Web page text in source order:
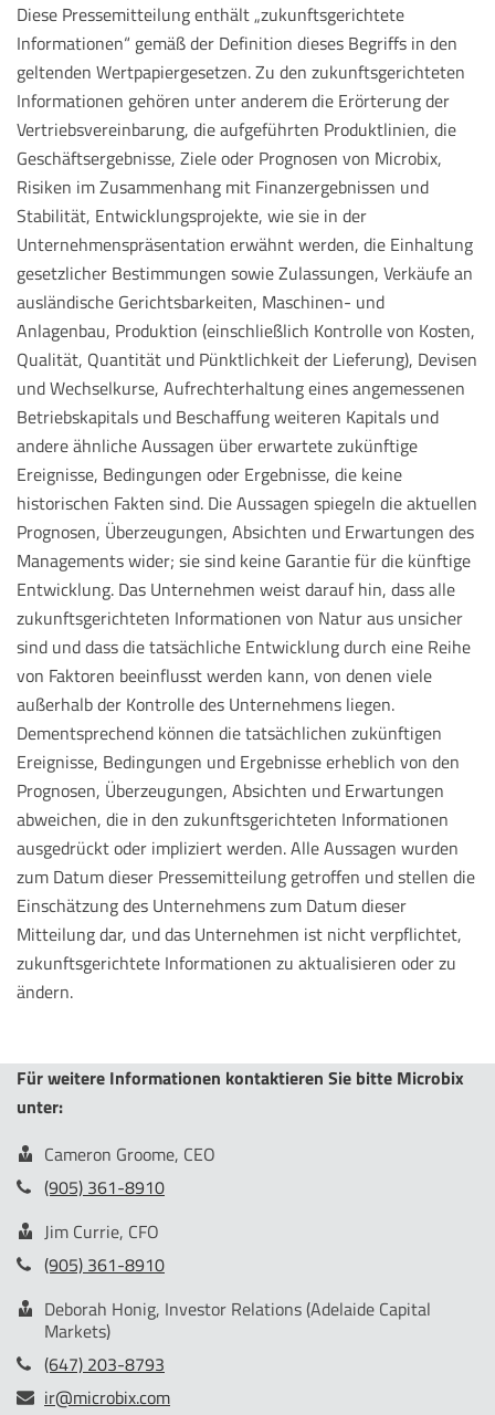
Diese Pressemitteilung enthält „zukunftsgerichtete
Informationen“ gemäß der Definition dieses Begriffs in den
geltenden Wertpapiergesetzen. Zu den zukunftsgerichteten
Informationen gehören unter anderem die Erörterung der
Vertriebsvereinbarung, die aufgeführten Produktlinien, die
Geschäftsergebnisse, Ziele oder Prognosen von Microbix,
Risiken im Zusammenhang mit Finanzergebnissen und
Stabilität, Entwicklungsprojekte, wie sie in der
Unternehmenspräsentation erwähnt werden, die Einhaltung
gesetzlicher Bestimmungen sowie Zulassungen, Verkäufe an
ausländische Gerichtsbarkeiten, Maschinen- und
Anlagenbau, Produktion (einschließlich Kontrolle von Kosten,
Qualität, Quantität und Pünktlichkeit der Lieferung), Devisen
und Wechselkurse, Aufrechterhaltung eines angemessenen
Betriebskapitals und Beschaffung weiteren Kapitals und
andere ähnliche Aussagen über erwartete zukünftige
Ereignisse, Bedingungen oder Ergebnisse, die keine
historischen Fakten sind. Die Aussagen spiegeln die aktuellen
Prognosen, Überzeugungen, Absichten und Erwartungen des
Managements wider; sie sind keine Garantie für die künftige
Entwicklung. Das Unternehmen weist darauf hin, dass alle
zukunftsgerichteten Informationen von Natur aus unsicher
sind und dass die tatsächliche Entwicklung durch eine Reihe
von Faktoren beeinflusst werden kann, von denen viele
außerhalb der Kontrolle des Unternehmens liegen.
Dementsprechend können die tatsächlichen zukünftigen
Ereignisse, Bedingungen und Ergebnisse erheblich von den
Prognosen, Überzeugungen, Absichten und Erwartungen
abweichen, die in den zukunftsgerichteten Informationen
ausgedrückt oder impliziert werden. Alle Aussagen wurden
zum Datum dieser Pressemitteilung getroffen und stellen die
Einschätzung des Unternehmens zum Datum dieser
Mitteilung dar, und das Unternehmen ist nicht verpflichtet,
zukunftsgerichtete Informationen zu aktualisieren oder zu
ändern.
Für weitere Informationen kontaktieren Sie bitte Microbix
unter:
Cameron Groome, CEO
(905) 361-8910
Jim Currie, CFO
(905) 361-8910
Deborah Honig, Investor Relations (Adelaide Capital
Markets)
(647) 203-8793
ir@microbix.com